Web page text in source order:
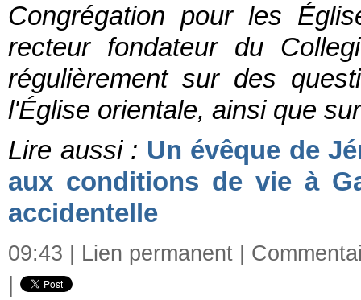
Congrégation pour les
recteur fondateur du
régulièrement sur des
l'Église orientale, ainsi que
Lire aussi : Un évêque de
aux conditions de vie à
accidentelle
09:43 | Lien permanent